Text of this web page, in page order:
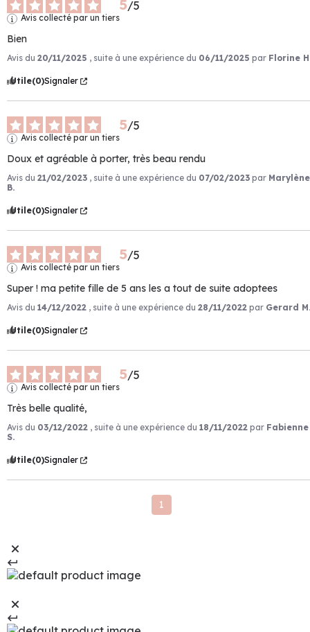
5/5
Avis collecté par un tiers
Bien
Avis du 20/11/2025 , suite à une expérience du 06/11/2025 par Florine
Utile(0)Signaler
5/5
Avis collecté par un tiers
Doux et agréable à porter, très beau rendu
Avis du 21/02/2023 , suite à une expérience du 07/02/2023 par Marylène
B.
Utile(0)Signaler
5/5
Avis collecté par un tiers
Super ! ma petite fille de 5 ans les a tout de suite adoptees
Avis du 14/12/2022 , suite à une expérience du 28/11/2022 par Gerard M.
Utile(0)Signaler
5/5
Avis collecté par un tiers
Très belle qualité,
Avis du 03/12/2022 , suite à une expérience du 18/11/2022 par Fabienne
S.
Utile(0)Signaler
1